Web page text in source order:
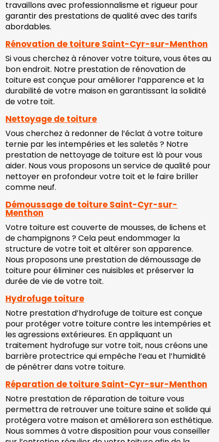
travaillons avec professionnalisme et rigueur pour
garantir des prestations de qualité avec des tarifs
abordables.
Rénovation de toiture Saint-Cyr-sur-Menthon
Si vous cherchez à rénover votre toiture, vous êtes au
bon endroit. Notre prestation de rénovation de
toiture est conçue pour améliorer l’apparence et la
durabilité de votre maison en garantissant la solidité
de votre toit.
Nettoyage de toiture
Vous cherchez à redonner de l’éclat à votre toiture
ternie par les intempéries et les saletés ? Notre
prestation de nettoyage de toiture est là pour vous
aider. Nous vous proposons un service de qualité pour
nettoyer en profondeur votre toit et le faire briller
comme neuf.
Démoussage de toiture Saint-Cyr-sur-
Menthon
Votre toiture est couverte de mousses, de lichens et
de champignons ? Cela peut endommager la
structure de votre toit et altérer son apparence.
Nous proposons une prestation de démoussage de
toiture pour éliminer ces nuisibles et préserver la
durée de vie de votre toit.
Hydrofuge toiture
Notre prestation d’hydrofuge de toiture est conçue
pour protéger votre toiture contre les intempéries et
les agressions extérieures. En appliquant un
traitement hydrofuge sur votre toit, nous créons une
barrière protectrice qui empêche l’eau et l’humidité
de pénétrer dans votre toiture.
Réparation de toiture Saint-Cyr-sur-Menthon
Notre prestation de réparation de toiture vous
permettra de retrouver une toiture saine et solide qui
protégera votre maison et améliorera son esthétique.
Nous sommes à votre disposition pour vous conseiller